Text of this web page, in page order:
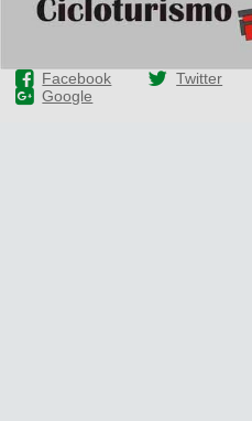
Facebook
Twitter
Google